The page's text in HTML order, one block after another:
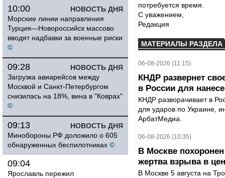
НОВОСТЬ ДНЯ
10:00
Морские линии направления
Турция—Новороссийск массово
вводят надбавки за военные риски
©
НОВОСТЬ ДНЯ
09:28
Загрузка авиарейсов между
Москвой и Санкт-Петербургом
снизилась на 18%, вина в "Коврах"
©
НОВОСТЬ ДНЯ
09:13
Минобороны РФ доложило о 605
обнаруженных беспилотниках ©
09:04
Ярославль пережил
потребуется время.
С уважением,
Редакция
МАТЕРИАЛЫ РАЗДЕЛА
06-08-2026 (11:15)
КНДР развернет
в России для
КНДР разворачивает в
для ударов по Украине,
АрбатМедиа.
06-08-2026 (10:35)
В Москве
жертва взрыва в
В Москве 5 августа на